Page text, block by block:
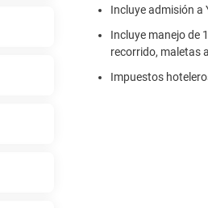
Incluye admisión a
Incluye manejo de
recorrido, maletas
Impuestos